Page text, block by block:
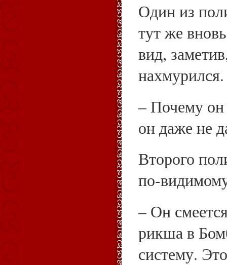
Один из
тут же
вид,
нахмурился.
– Почему
он даже не
Второго
– Он
рикша в
систему.